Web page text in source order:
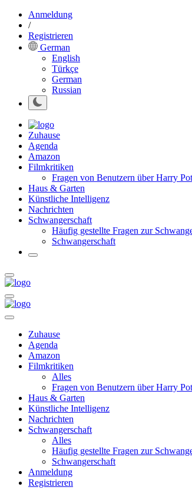
Anmeldung
/
Registrieren
German
English
Türkçe
German
Russian
Zuhause
Agenda
Amazon
Filmkritiken
Fragen von Benutzern über Harry
Haus & Garten
Künstliche Intelligenz
Nachrichten
Schwangerschaft
Häufig gestellte Fragen zur
Schwangerschaft
Zuhause
Agenda
Amazon
Filmkritiken
Alles
Fragen von Benutzern über Harry
Haus & Garten
Künstliche Intelligenz
Nachrichten
Schwangerschaft
Alles
Häufig gestellte Fragen zur
Schwangerschaft
Anmeldung
Registrieren